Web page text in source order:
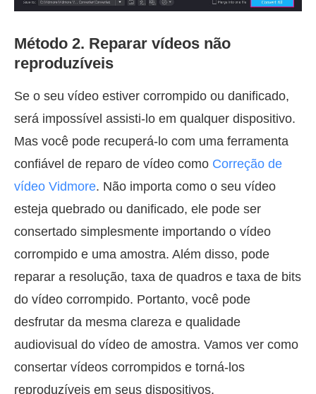
Método 2. Reparar vídeos não
reproduzíveis
Se o seu vídeo estiver corrompido ou danificado,
será impossível assisti-lo em qualquer dispositivo.
Mas você pode recuperá-lo com uma ferramenta
confiável de reparo de vídeo como Correção de
vídeo Vidmore. Não importa como o seu vídeo
esteja quebrado ou danificado, ele pode ser
consertado simplesmente importando o vídeo
corrompido e uma amostra. Além disso, pode
reparar a resolução, taxa de quadros e taxa de bits
do vídeo corrompido. Portanto, você pode
desfrutar da mesma clareza e qualidade
audiovisual do vídeo de amostra. Vamos ver como
consertar vídeos corrompidos e torná-los
reproduzíveis em seus dispositivos.